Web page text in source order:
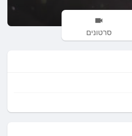
סרטונים